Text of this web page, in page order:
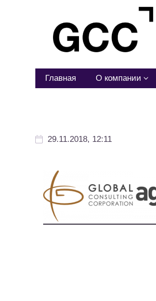
Главная О компании
29.11.2018, 12:11